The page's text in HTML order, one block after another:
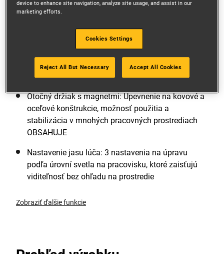
USB-PD (nie je súčasťou balenia): Minimálne
prestoje, možnosť nabíjania počas neustáleho
používania. Ak je potrebné nabíjanie na pracovisku,
môže sa uskutočniť počas práce, čím sa zabráni
prestojom. Vďaka rýchlemu nabíjaniu sa zvyšuje
produktivita a jedno nabitie vystačí na celú
pracovnú úlohu.
Otočný držiak s magnetmi: Upevnenie na kovové a
oceľové konštrukcie, možnosť použitia a
stabilizácia v mnohých pracovných prostrediach
OBSAHUJE
Nastavenie jasu lúča: 3 nastavenia na úpravu
podľa úrovní svetla na pracovisku, ktoré zaisťujú
viditeľnosť bez ohľadu na prostredie
Zobraziť ďalšie funkcie
device to enhance site navigation, analyze site usage, and assist in our
marketing efforts.
Cookies Settings
Reject All But Necessary Accept All Cookies